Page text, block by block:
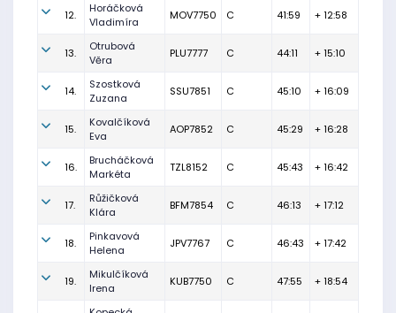
12.
Horáčková
Vladimíra
MOV7750 C 41:59 + 12:58
13.
Otrubová
Věra
PLU7777 C 44:11 + 15:10
14.
Szostková
Zuzana
SSU7851 C 45:10 + 16:09
15.
Kovalčíková
Eva
AOP7852 C 45:29 + 16:28
16.
Brucháčková
Markéta
TZL8152 C 45:43 + 16:42
17.
Růžičková
Klára
BFM7854 C 46:13 + 17:12
18.
Pinkavová
Helena
JPV7767 C 46:43 + 17:42
19.
Mikulčíková
Irena
KUB7750 C 47:55 + 18:54